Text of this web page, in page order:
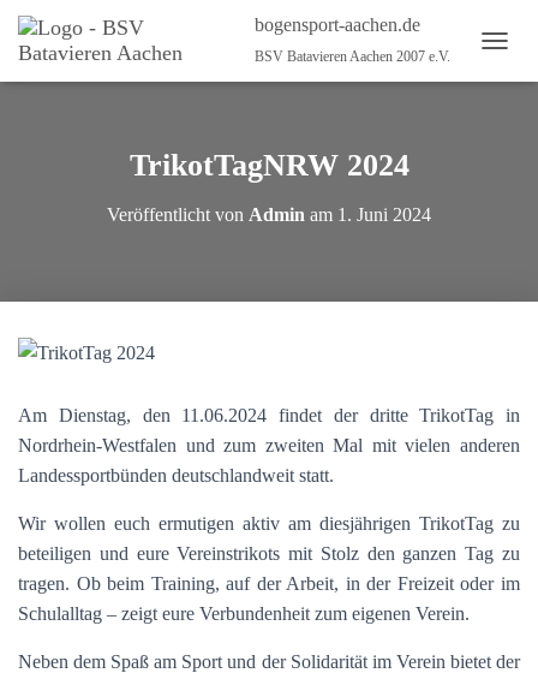
bogensport-aachen.de
BSV Batavieren Aachen 2007 e.V.
A
T
TrikotTagNRW 2024
Veröffentlicht von Admin am 1. Juni 2024
Am Dienstag, den 11.06.2024 findet der dritte TrikotTag in
Nordrhein-Westfalen und zum zweiten Mal mit vielen anderen
Landessportbünden deutschlandweit statt.
Wir wollen euch ermutigen aktiv am diesjährigen TrikotTag zu
beteiligen und eure Vereinstrikots mit Stolz den ganzen Tag zu
tragen. Ob beim Training, auf der Arbeit, in der Freizeit oder im
Schulalltag – zeigt eure Verbundenheit zum eigenen Verein.
Neben dem Spaß am Sport und der Solidarität im Verein bietet der